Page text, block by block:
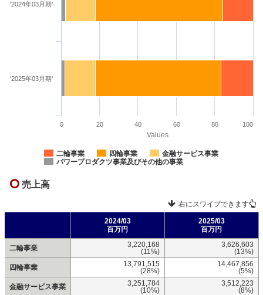
Values
二輪事業 四輪事業
金融サービス事業
パワープロダクツ事業及びその他の事業
'2024年03月期'
'2025年03月期'
0 20 40 60 80 100
売上高
右にスワイプできます
2024/03
百万円
2025/03
百万円
二輪事業
3,220,168
(11%)
3,626,603
(13%)
四輪事業
13,791,515
(28%)
14,467,856
(5%)
金融サービス事業
3,251,784
(10%)
3,512,223
(8%)